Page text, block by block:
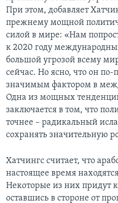
При этом, добавляет
прежнему мощной
силой в мире: «Нам
к 2020 году
большой угрозой всему
сейчас. Но ясно, что он
значимым фактором в
Одна из мощных
заключается в том, что
точнее – радикальный
сохранять значительную
Хатчингс считает, что
настоящее время
Некоторые из них придут
оставшись в стороне от